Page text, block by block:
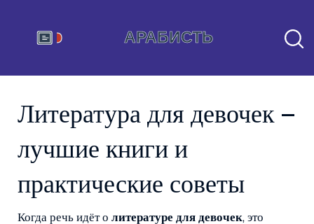
Литература для девочек –
лучшие книги и
практические советы
Когда речь идёт о литературе для девочек, это